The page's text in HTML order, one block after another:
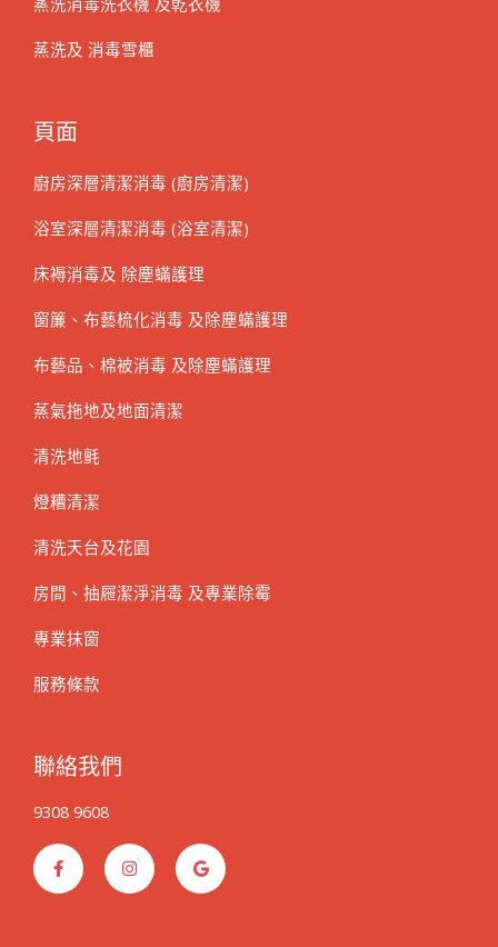
蒸洗及 消毒雪櫃
頁面
廚房深層清潔消毒 (廚房清潔)
浴室深層清潔消毒 (浴室清潔)
床褥消毒及 除塵蟎護理
窗簾、布藝梳化消毒 及除塵蟎護理
布藝品、棉被消毒 及除塵蟎護理
蒸氣拖地及地面清潔
清洗地氈
燈糟清潔
清洗天台及花園
房間、抽屜潔淨消毒 及專業除霉
專業抹窗
服務條款
聯絡我們
9308 9608
F
a
c
e
I
n
t
G
o
o
g